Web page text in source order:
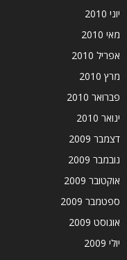
יוני 2010
מאי 2010
אפריל 2010
מרץ 2010
פברואר 2010
ינואר 2010
דצמבר 2009
נובמבר 2009
אוקטובר 2009
ספטמבר 2009
אוגוסט 2009
יולי 2009